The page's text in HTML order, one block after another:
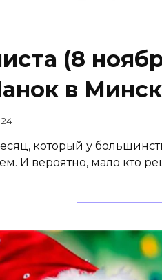
(8
в
24
который у
И вероятно, мало кто